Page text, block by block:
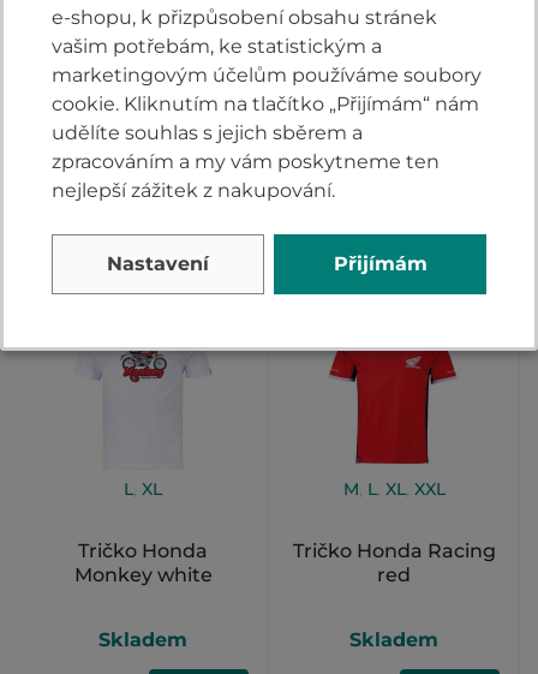
Tričko Honda Tribute
Africa Twin
Adventure
Skladem
940 Kč DETAIL
Tričko polo Honda
Racing red
Skladem
1 390 Kč
L, XL
Tričko Honda
Monkey white
Skladem
M, L, XL, XXL
Tričko Honda Racing
red
Skladem
e-shopu, k přizpůsobení obsahu stránek
vašim potřebám, ke statistickým a
marketingovým účelům používáme soubory
cookie. Kliknutím na tlačítko „Přijímám“ nám
udělíte souhlas s jejich sběrem a
zpracováním a my vám poskytneme ten
nejlepší zážitek z nakupování.
Nastavení Přijímám